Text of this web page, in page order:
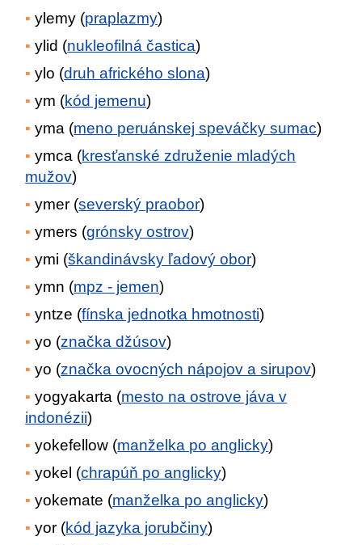
ylemy (praplazmy)
ylid (nukleofilná častica)
ylo (druh afrického slona)
ym (kód jemenu)
yma (meno peruánskej speváčky sumac)
ymca (kresťanské združenie mladých
mužov)
ymer (severský praobor)
ymers (grónsky ostrov)
ymi (škandinávsky ľadový obor)
ymn (mpz - jemen)
yntze (fínska jednotka hmotnosti)
yo (značka džúsov)
yo (značka ovocných nápojov a sirupov)
yogyakarta (mesto na ostrove jáva v
indonézii)
yokefellow (manželka po anglicky)
yokel (chrapúň po anglicky)
yokemate (manželka po anglicky)
yor (kód jazyka jorubčiny)